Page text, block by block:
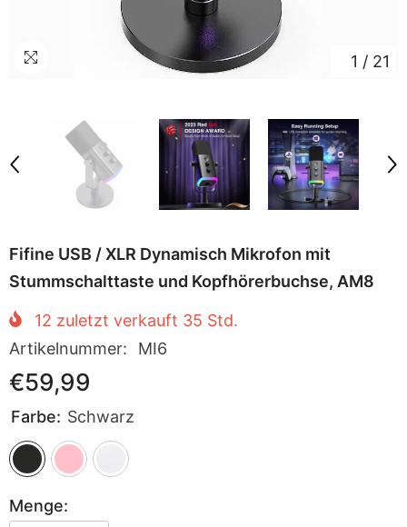
1 / 21
Fifine USB / XLR Dynamisch Mikrofon mit
Stummschalttaste und Kopfhörerbuchse, AM8
12 zuletzt verkauft 35 Std.
Artikelnummer:
MI6
€59,99
Farbe: Schwarz
Menge: